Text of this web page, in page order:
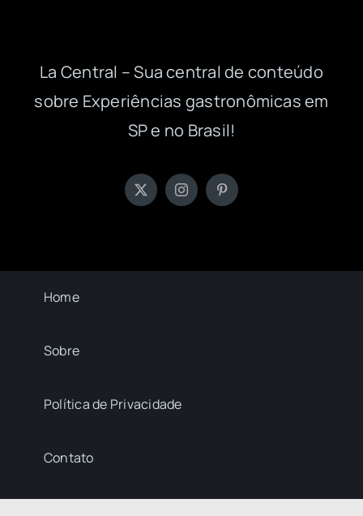
La Central – Sua central de conteúdo
sobre Experiências gastronômicas em
SP e no Brasil!
Home
Sobre
Política de Privacidade
Contato